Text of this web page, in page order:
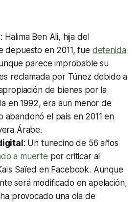
: Halima Ben Ali, hija del
depuesto en 2011, fue detenida
parece improbable su
reclamada por Túnez debido a
de bienes por la
en 1992, era aun menor de
abandonó el país en 2011 en
Árabe.
: Un tunecino de 56 años
a muerte por criticar al
Saïed en Facebook. Aunque
será modificado en apelación,
provocado una ola de